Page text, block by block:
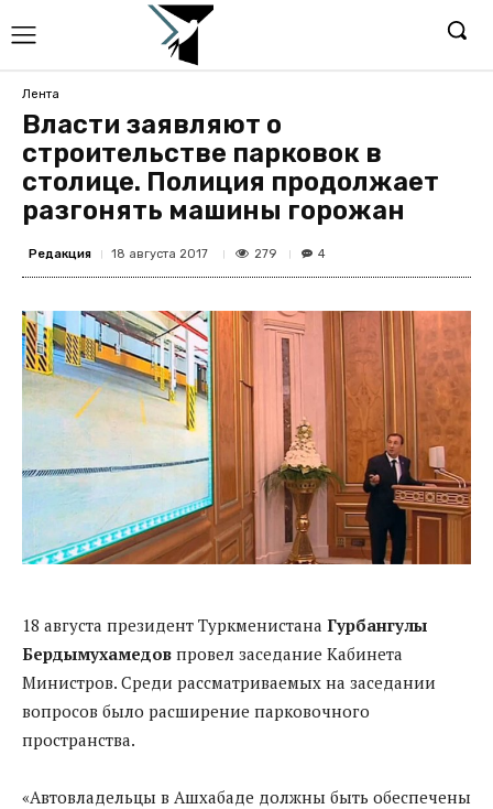
Лента
Власти заявляют о
строительстве парковок в
столице. Полиция продолжает
разгонять машины горожан
Редакция 18 августа 2017 279 4
18 августа президент Туркменистана Гурбангулы
Бердымухамедов провел заседание Кабинета
Министров. Среди рассматриваемых на заседании
вопросов было расширение парковочного
пространства.
«Автовладельцы в Ашхабаде должны быть обеспечены